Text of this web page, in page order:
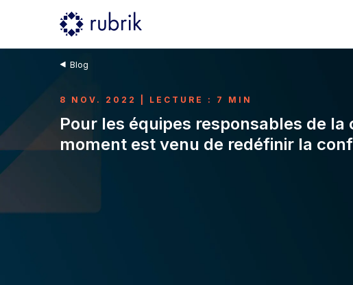
Blog
8 NOV. 2022 | LECTURE : 7 MIN
Pour les équipes responsables de
moment est venu de redéfinir la